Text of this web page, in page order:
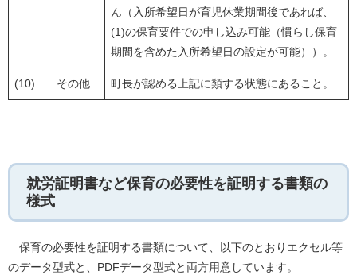
ん（入所希望日が育児休業期間後であれば、
(1)の保育要件での申し込み可能（慣らし保育
期間を含めた入所希望日の設定が可能））。
(10) その他 町長が認める上記に類する状態にあること。
就労証明書など保育の必要性を証明する書類の
様式
保育の必要性を証明する書類について、以下のとおりエクセル等
のデータ型式と、PDFデータ型式と両方用意しています。